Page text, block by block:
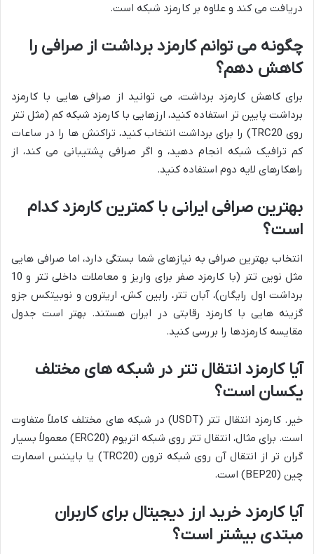
دریافت می کند و علاوه بر کارمزد شبکه است.
چگونه می توانم کارمزد برداشت از صرافی را
کاهش دهم؟
برای کاهش کارمزد برداشت، می توانید از صرافی هایی با کارمزد
برداشت پایین تر استفاده کنید، ارزهایی با کارمزد شبکه کم (مثل تتر
روی TRC20) را برای برداشت انتخاب کنید، تراکنش ها را در ساعات
کم ترافیک شبکه انجام دهید، و اگر صرافی پشتیبانی می کند، از
راهکارهای لایه دوم استفاده کنید.
بهترین صرافی ایرانی با کمترین کارمزد کدام
است؟
انتخاب بهترین صرافی به نیازهای شما بستگی دارد، اما صرافی هایی
مثل نوین تتر (با کارمزد صفر برای واریز و معاملات داخلی تتر و 10
برداشت اول رایگان)، آبان تتر، رابین کش، اریترون و نوبیتکس جزو
گزینه هایی با کارمزد رقابتی در ایران هستند. بهتر است جدول
مقایسه کارمزدها را بررسی کنید.
آیا کارمزد انتقال تتر در شبکه های مختلف
یکسان است؟
خیر. کارمزد انتقال تتر (USDT) در شبکه های مختلف کاملاً متفاوت
است. برای مثال، انتقال تتر روی شبکه اتریوم (ERC20) معمولاً بسیار
گران تر از انتقال آن روی شبکه ترون (TRC20) یا بایننس اسمارت
چین (BEP20) است.
آیا کارمزد خرید ارز دیجیتال برای کاربران
مبتدی بیشتر است؟